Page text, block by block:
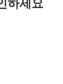
하세요